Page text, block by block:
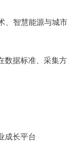
智慧能源与城
据标准、采集
成长平台